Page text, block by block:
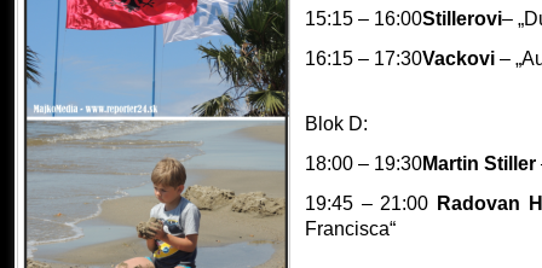
15:15 – 16:00Stillerovi–
16:15 – 17:30Vackovi –
Blok D:
18:00 – 19:30Martin Stiller
19:45 – 21:00 Radovan
Francisca“